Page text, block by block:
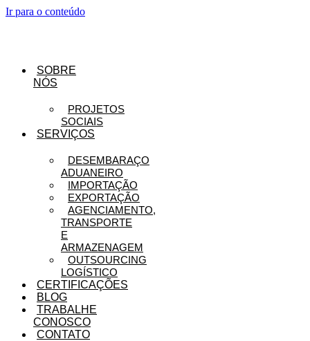
Ir para o conteúdo
SOBRE
NÓS
PROJETOS
SOCIAIS
SERVIÇOS
DESEMBARAÇO
ADUANEIRO
IMPORTAÇÃO
EXPORTAÇÃO
AGENCIAMENTO,
TRANSPORTE
E
ARMAZENAGEM
OUTSOURCING
LOGÍSTICO
CERTIFICAÇÕES
BLOG
TRABALHE
CONOSCO
CONTATO